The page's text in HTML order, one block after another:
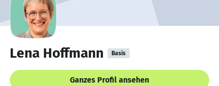
Lena Hoffmann Basis
Ganzes Profil ansehen